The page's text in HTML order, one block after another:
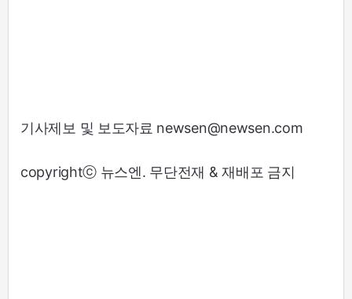
기사제보 및 보도자료 newsen@newsen.com
copyrightⓒ 뉴스엔. 무단전재 & 재배포 금지